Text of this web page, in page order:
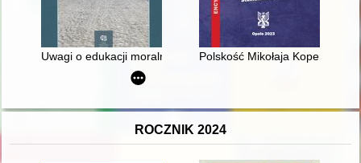
Uwagi o edukacji moralnej synów szlacheckich w XVI-
Polskość Mikołaja Kopernika z
ROCZNIK 2024